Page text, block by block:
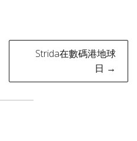
Strida在數碼港地球
日 →